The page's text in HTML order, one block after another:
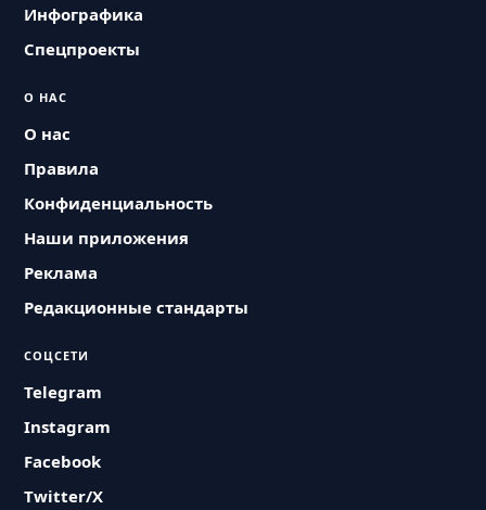
Инфографика
Спецпроекты
О НАС
О нас
Правила
Конфиденциальность
Наши приложения
Реклама
Редакционные стандарты
СОЦСЕТИ
Telegram
Instagram
Facebook
Twitter/X